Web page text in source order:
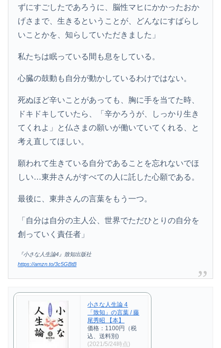
ずにすごしたであろうに、脳性マヒにかかったおか
げさまで、生きるということが、どんなにすばらし
いことかを、知らしていただきました」
私たちは眠っている間も息をしている。
心臓の鼓動も自分が動かしているわけではない。
死ぬほど辛いことがあっても、胸に手を当てた時、
ドキドキしていたら、「辛かろうが、しっかり生き
てくれよ」と仏さまの願いが働いていてくれる、と
考え直してほしい。
願われて生きている自分であることを忘れないでほ
しい…東井さんがすべての人に託した心願である。
最後に、東井さんの言葉をもう一つ。
「自分は自分の主人公、世界でただひとりの自分を
創っていく責任者」
『小さな人生論4』致知出版社
https://amzn.to/3c5GBtB
小さな人生論 4
「致知」の言葉 / 藤
尾秀昭 【本】
価格：1100円（税
込、送料別)
(2021/5/24時点)